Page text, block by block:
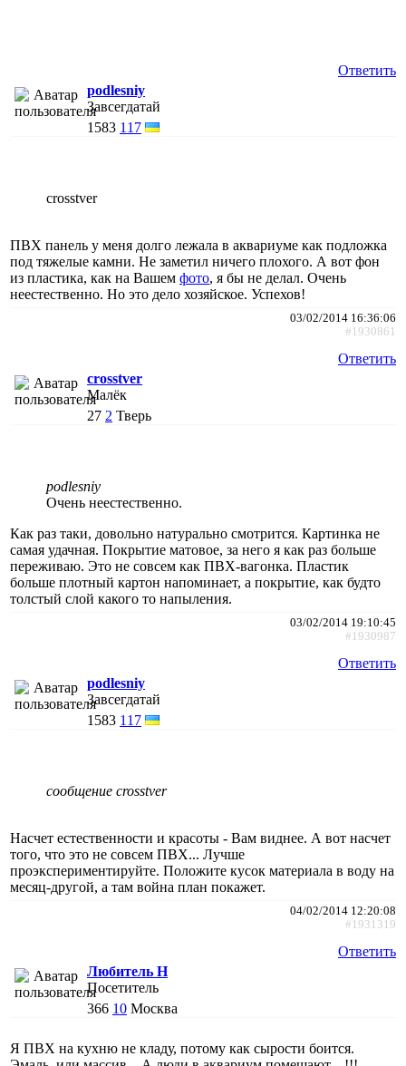
Ответить
podlesniy
Завсегдатай
1583 117
crosstver
ПВХ панель у меня долго лежала в аквариуме как подложка
под тяжелые камни. Не заметил ничего плохого. А вот фон
из пластика, как на Вашем фото, я бы не делал. Очень
неестественно. Но это дело хозяйское. Успехов!
03/02/2014 16:36:06
#1930861
Ответить
crosstver
Малёк
27 2 Тверь
podlesniy
Очень неестественно.
Как раз таки, довольно натурально смотрится. Картинка не
самая удачная. Покрытие матовое, за него я как раз больше
переживаю. Это не совсем как ПВХ-вагонка. Пластик
больше плотный картон напоминает, а покрытие, как будто
толстый слой какого то напыления.
03/02/2014 19:10:45
#1930987
Ответить
podlesniy
Завсегдатай
1583 117
сообщение crosstver
Насчет естественности и красоты - Вам виднее. А вот насчет
того, что это не совсем ПВХ... Лучше
проэкспериментируйте. Положите кусок материала в воду на
месяц-другой, а там война план покажет.
04/02/2014 12:20:08
#1931319
Ответить
Любитель Н
Посетитель
366 10 Москва
Я ПВХ на кухню не кладу, потому как сырости боится.